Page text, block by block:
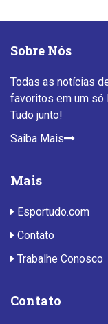
Sobre Nós
Todas as notícias
favoritos em um só
Tudo junto!
Saiba Mais
Mais
Esportudo.com
Contato
Trabalhe Conosco
Contato